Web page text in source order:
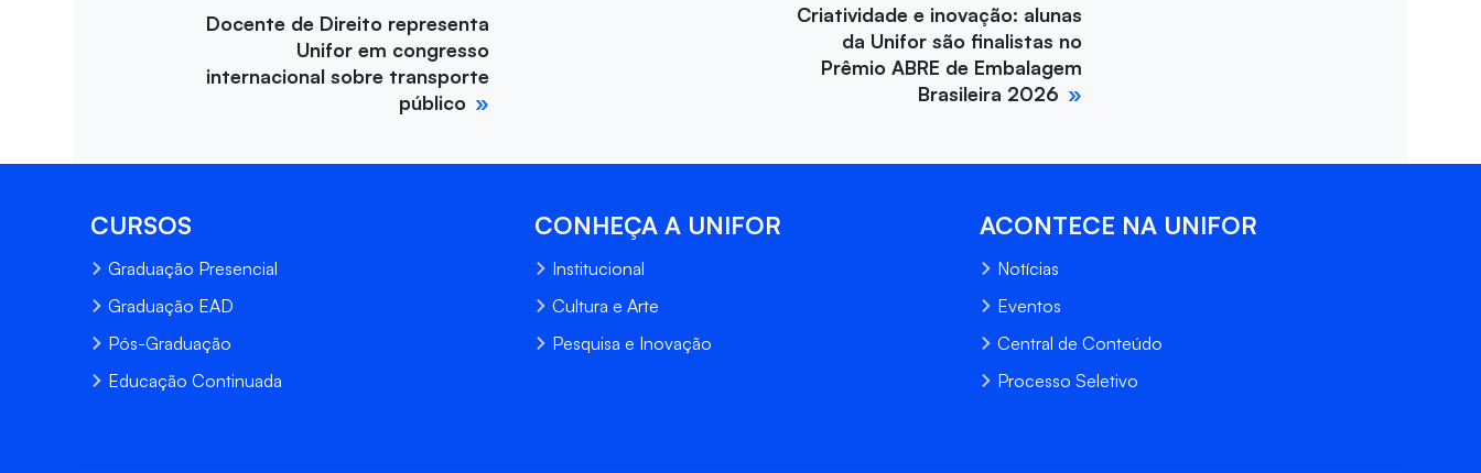
Docente de Direito representa
Unifor em congresso
internacional sobre transporte
público
Criatividade e inovação: alunas
da Unifor são finalistas no
Prêmio ABRE de Embalagem
Brasileira 2026
CURSOS
Graduação Presencial
Graduação EAD
Pós-Graduação
Educação Continuada
CONHEÇA A UNIFOR
Institucional
Cultura e Arte
Pesquisa e Inovação
ACONTECE NA UNIFOR
Notícias
Eventos
Central de Conteúdo
Processo Seletivo